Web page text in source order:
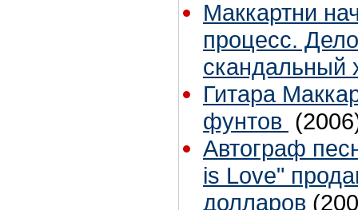
Маккартни
процесс.
скандальный
Гитара
фунтов
Автограф
is Love"
долларов